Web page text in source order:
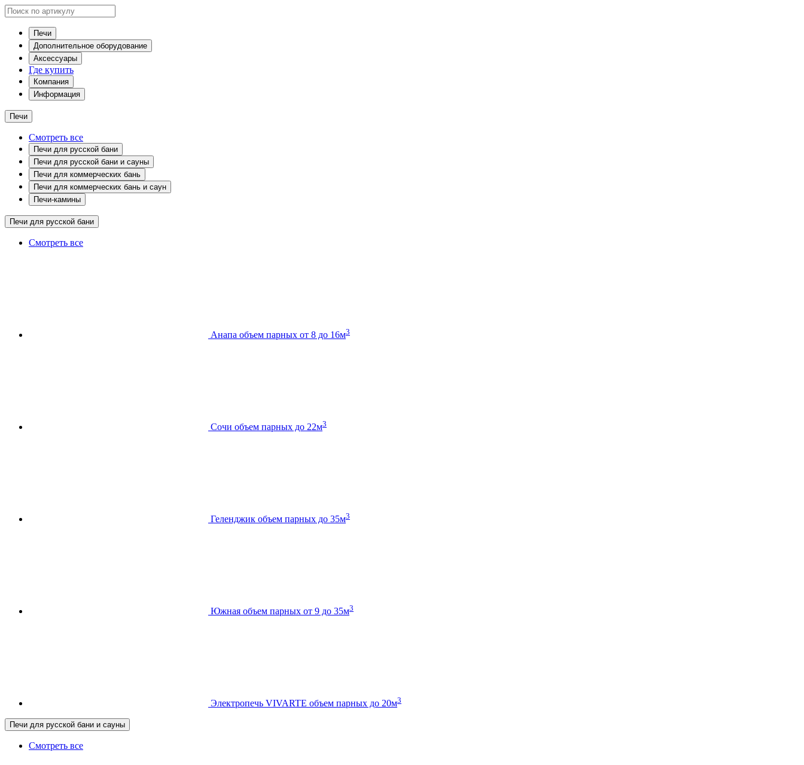
Печи
Дополнительное оборудование
Аксессуары
Где купить
Компания
Информация
Печи
Смотреть все
Печи для русской бани
Печи для русской бани и сауны
Печи для коммерческих бань
Печи для коммерческих бань и саун
Печи-камины
Печи для русской бани
Смотреть все
Анапа объем парных от 8 до 16м3
Сочи объем парных до 22м3
Геленджик объем парных до 35м3
Южная объем парных от 9 до 35м3
Электропечь VIVARTE объем парных до 20м3
Печи для русской бани и сауны
Смотреть все